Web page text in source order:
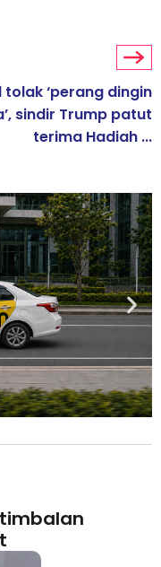
tolak ‘perang dingin
sindir Trump patut
terima Hadiah ...